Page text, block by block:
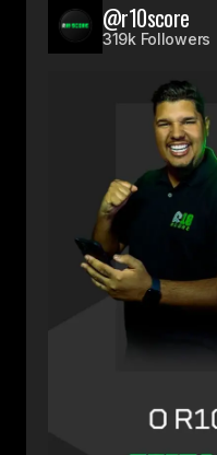
@r10score
319k Followers